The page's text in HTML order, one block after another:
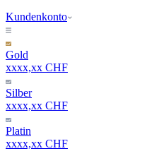
Kundenkonto
Gold
xxxx,xx CHF
Silber
xxxx,xx CHF
Platin
xxxx,xx CHF